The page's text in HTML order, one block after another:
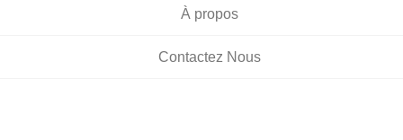
À propos
Contactez Nous